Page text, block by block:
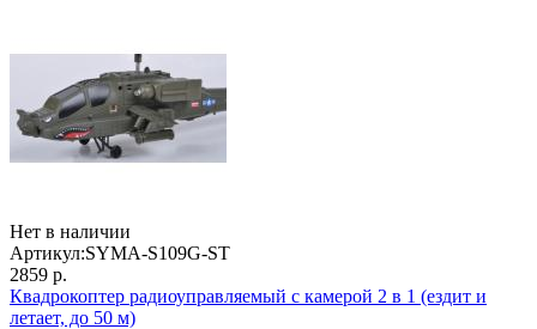
Нет в наличии
Артикул:SYMA-S109G-ST
2859 р.
Квадрокоптер радиоуправляемый с камерой 2 в 1 (ездит и
летает, до 50 м)